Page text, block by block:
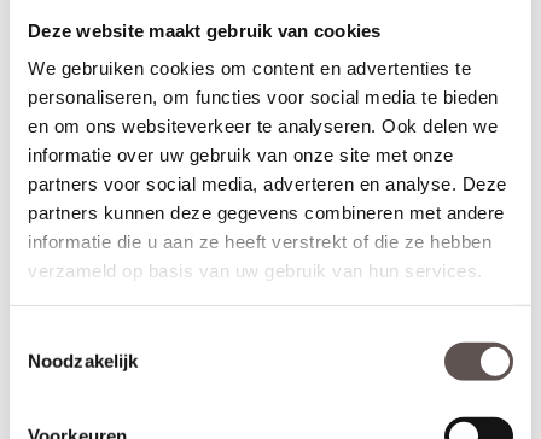
Deze website maakt gebruik van cookies
We gebruiken cookies om content en advertenties te
personaliseren, om functies voor social media te bieden
en om ons websiteverkeer te analyseren. Ook delen we
informatie over uw gebruik van onze site met onze
partners voor social media, adverteren en analyse. Deze
partners kunnen deze gegevens combineren met andere
informatie die u aan ze heeft verstrekt of die ze hebben
verzameld op basis van uw gebruik van hun services.
Noodzakelijk
uitvoering. De deuren kunnen met een kleine meerprijs van 29
euro ook grijs gegrond geleverd worden in plaats van wit gegrond
(RAL 7037), of voor + €39,- zwart gegrond geleverd worden. Het
bijzondere aan de Albo Signature DC en DA deuren is dat ze tot
een hoogte van maar liefst 300 cm gemaakt kunnen worden!
Maatwerk is mogelijk als de gewenste afmeting meer afwijkt dan
de aangegeven marges of als je kiest voor het gemak van deuren
op maat. De prijs en keuze voor maatwerk zijn zichtbaar onder de
beschikbare afmetingen. De levertijd voor maatwerkdeuren is 29
werkdagen.
Controleer nogmaals goed de gekozen afmetingen, kleur en
uitvoering. Albo deuren zijn maatwerkdeuren kunnen niet geruild,